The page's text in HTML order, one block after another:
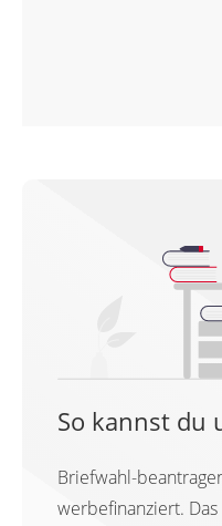
So kannst du
Briefwahl-
werbefinanziert.